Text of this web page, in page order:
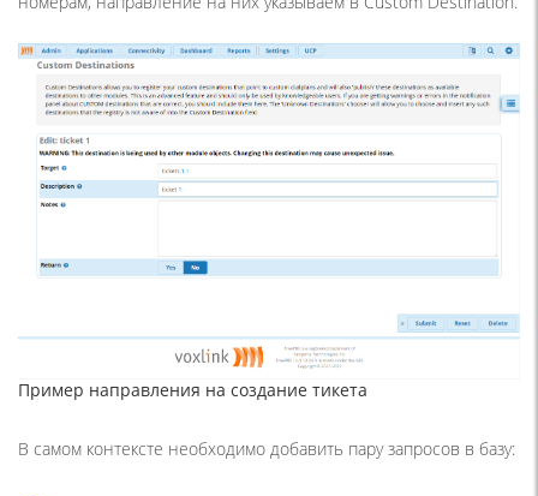
Пример направления на создание тикета
В самом контексте необходимо добавить пару запросов в базу: